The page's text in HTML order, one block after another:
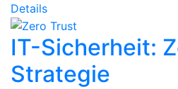
Details
IT-Sicherheit:
Strategie